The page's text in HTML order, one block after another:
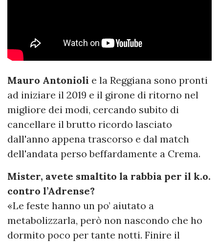
Mauro Antonioli e la Reggiana sono pronti
ad iniziare il 2019 e il girone di ritorno nel
migliore dei modi, cercando subito di
cancellare il brutto ricordo lasciato
dall'anno appena trascorso e dal match
dell'andata perso beffardamente a Crema.
Mister, avete smaltito la rabbia per il k.o.
contro l’Adrense?
«Le feste hanno un po’ aiutato a
metabolizzarla, però non nascondo che ho
dormito poco per tante notti. Finire il